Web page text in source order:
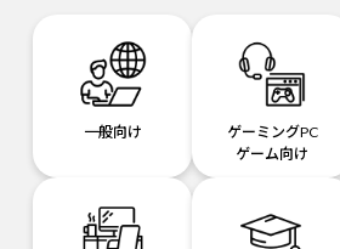
一般向け
ゲーミングPC
ゲーム向け